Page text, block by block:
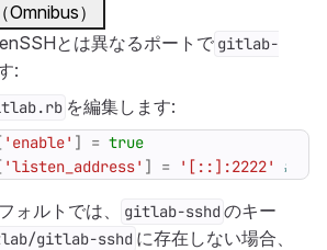
）
とは異なるポートで gitlab-
:
を編集します:
'enable' ] = true
'listen_address' ] = '[::]:2222' #
ォルトでは、 gitlab-sshd のキー
gitlab-sshd に存在しない場合、